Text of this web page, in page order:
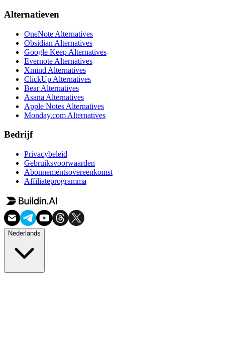
Alternatieven
OneNote Alternatives
Obsidian Alternatives
Google Keep Alternatives
Evernote Alternatives
Xmind Alternatives
ClickUp Alternatives
Bear Alternatives
Asana Alternatives
Apple Notes Alternatives
Monday.com Alternatives
Bedrijf
Privacybeleid
Gebruiksvoorwaarden
Abonnementsovereenkomst
Affiliateprogramma
Nederlands